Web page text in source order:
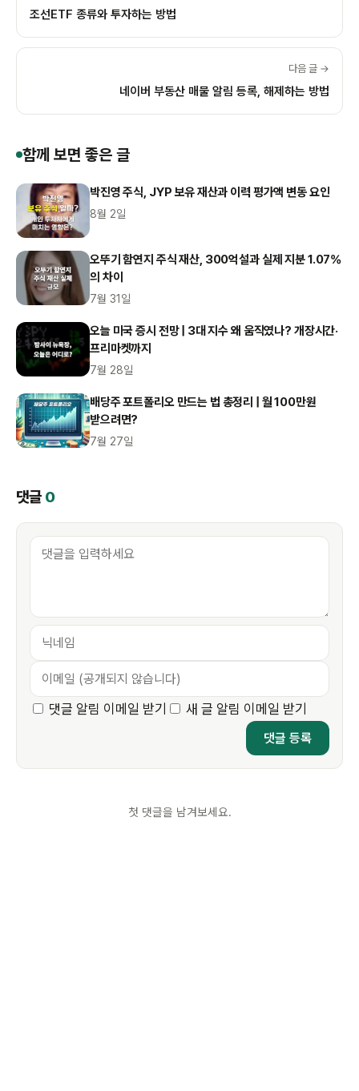
조선ETF 종류와 투자하는 방법
다음 글 →
네이버 부동산 매물 알림 등록, 해제하는 방법
함께 보면 좋은 글
박진영 주식, JYP 보유 재산과 이력 평가액 변동 요인
8월 2일
오뚜기 함연지 주식 재산, 300억설과 실제 지분 1.07%
의 차이
7월 31일
오늘 미국 증시 전망 | 3대 지수 왜 움직였나? 개장시간·
프리마켓까지
7월 28일
배당주 포트폴리오 만드는 법 총정리 | 월 100만원
받으려면?
7월 27일
댓글 0
댓글 알림 이메일 받기 새 글 알림 이메일 받기
첫 댓글을 남겨보세요.